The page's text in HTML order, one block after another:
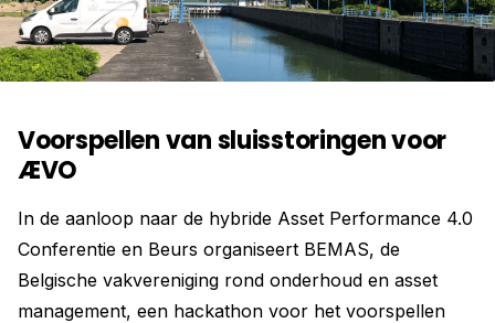
Voorspellen van sluisstoringen voor
ÆVO
In de aanloop naar de hybride Asset Performance 4.0
Conferentie en Beurs organiseert BEMAS, de
Belgische vakvereniging rond onderhoud en asset
management, een hackathon voor het voorspellen